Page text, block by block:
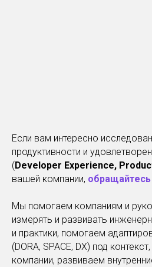
Если вам интересно
продуктивности и
(Developer Experience,
вашей компании,
Мы помогаем компаниям и
измерять и развивать
и практики, помогаем
(DORA, SPACE, DX) под
компании, развиваем